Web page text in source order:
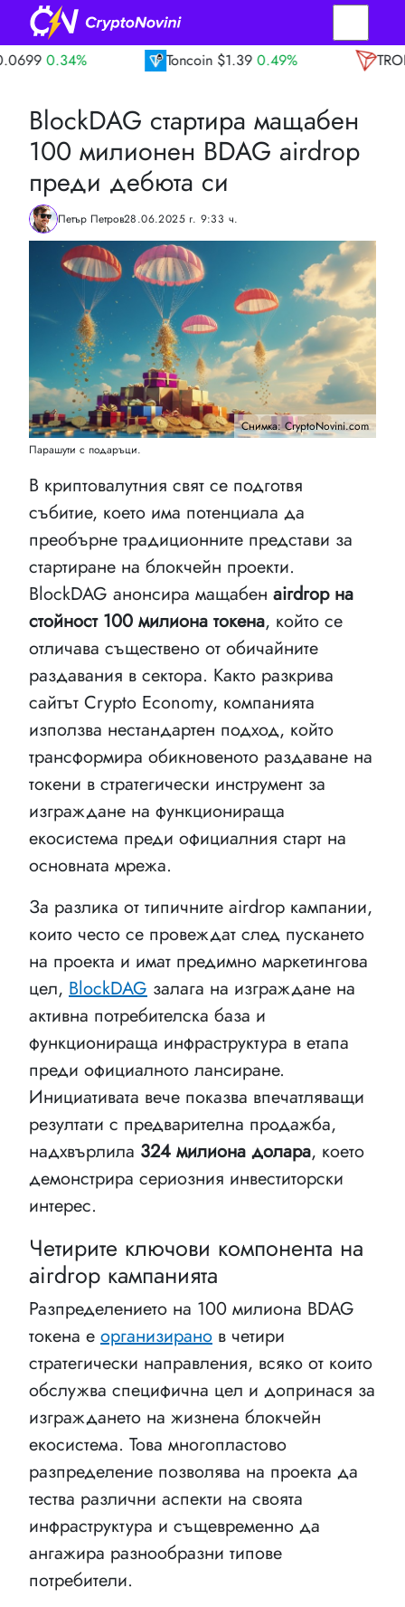
Toncoin $1.39 0.49% TRON $0.33
BlockDAG стартира мащабен
100 милионен BDAG аirdrop
преди дебюта си
Петър Петров28.06.2025 г. 9:33 ч.
Снимка: CryptoNovini.com
Парашути с подаръци.
В криптовалутния свят се подготвя
събитие, което има потенциала да
преобърне традиционните представи за
стартиране на блокчейн проекти.
BlockDAG анонсира мащабен аirdrop на
стойност 100 милиона токена, който се
отличава съществено от обичайните
раздавания в сектора. Както разкрива
сайтът Crypto Economy, компанията
използва нестандартен подход, който
трансформира обикновеното раздаване на
токени в стратегически инструмент за
изграждане на функционираща
екосистема преди официалния старт на
основната мрежа.
За разлика от типичните аirdrop кампании,
които често се провеждат след пускането
на проекта и имат предимно маркетингова
цел, BlockDAG залага на изграждане на
активна потребителска база и
функционираща инфраструктура в етапа
преди официалното лансиране.
Инициативата вече показва впечатляващи
резултати с предварителна продажба,
надхвърлила 324 милиона долара, което
демонстрира сериозния инвеститорски
интерес.
Четирите ключови компонента на
аirdrop кампанията
Разпределението на 100 милиона BDAG
токена е организирано в четири
стратегически направления, всяко от които
обслужва специфична цел и допринася за
изграждането на жизнена блокчейн
екосистема. Това многопластово
разпределение позволява на проекта да
тества различни аспекти на своята
инфраструктура и същевременно да
ангажира разнообразни типове
потребители.